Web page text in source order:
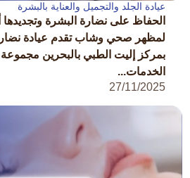
عيادة الجلد والتجميل والعناية بالبشرة
الحفاظ على نضارة البشرة وتجديدها
بمركز إليت الطبي بالبحرين
الخدمات...
27/11/2025